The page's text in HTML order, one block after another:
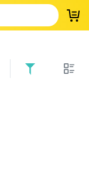
登